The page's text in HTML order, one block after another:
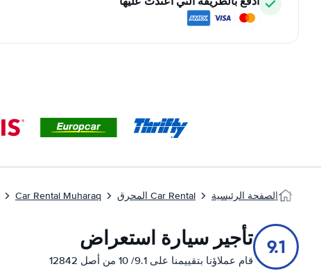
الصفحة الرئيسية Car Rental المحرق Car Rental Muharaq
9.1 تأجير سيارة استعراض
قام عملاؤنا بتقييمنا على 9.1/ 10 من أصل 12842